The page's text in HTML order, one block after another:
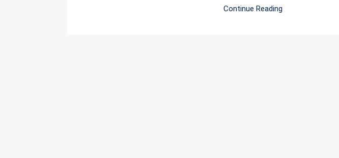
Continue Reading